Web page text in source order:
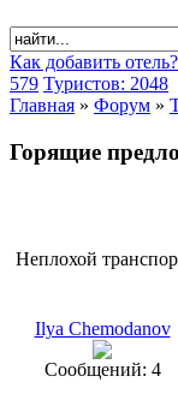
Как добавить отель?
579 Туристов: 2048
Главная » Форум »
Горящие
Неплохой
Ilya Chemodanov
Сообщений: 4